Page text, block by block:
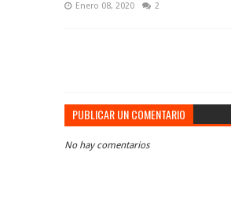
Enero 08, 2020 2
PUBLICAR UN COMENTARIO
No hay comentarios